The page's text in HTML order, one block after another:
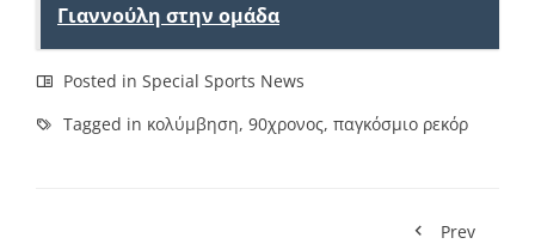
Γιαννούλη στην ομάδα
Posted in Special Sports News
Tagged in κολύμβηση, 90χρονος, παγκόσμιο ρεκόρ
Prev